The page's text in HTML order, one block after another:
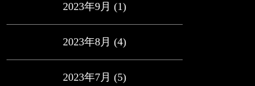
2023年9月 (1)
2023年8月 (4)
2023年7月 (5)